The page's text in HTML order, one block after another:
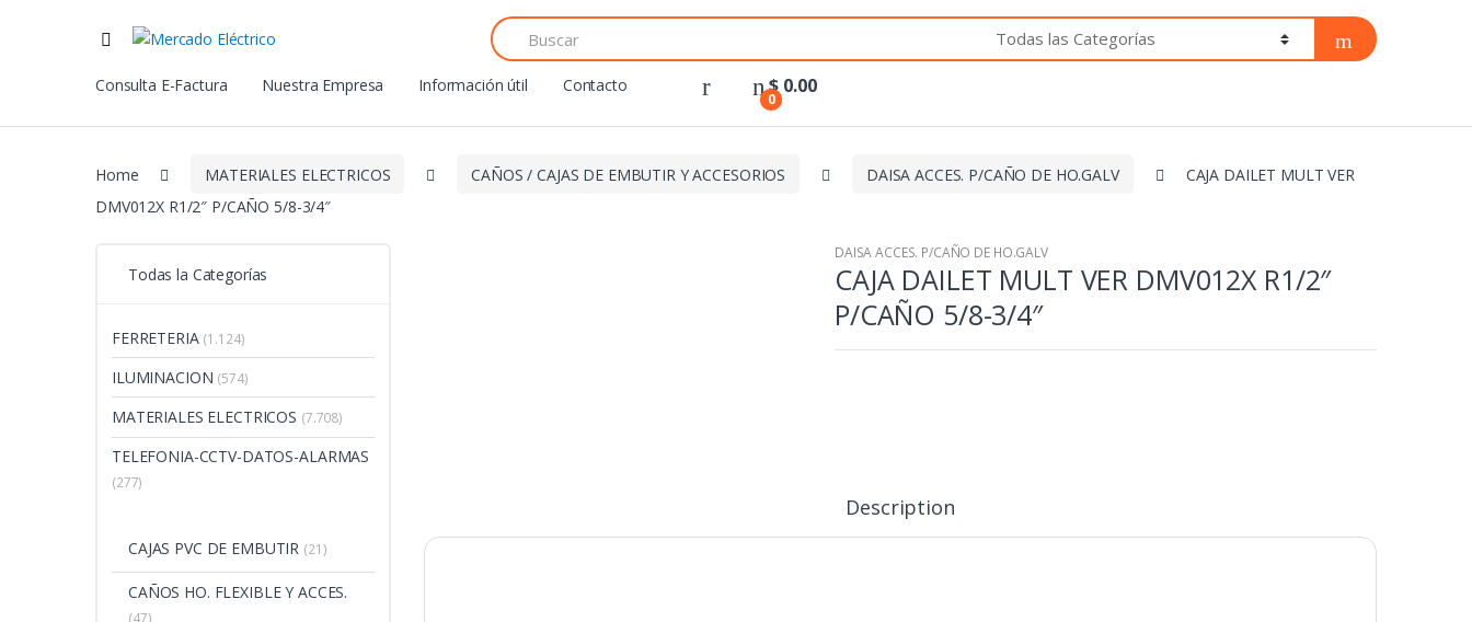
Search
for:
Consulta E-Factura
Nuestra Empresa Información útil Contacto
0
$ 0.00
Home MATERIALES ELECTRICOS CAÑOS / CAJAS DE EMBUTIR Y ACCESORIOS DAISA ACCES. P/CAÑO DE HO.GALV
CAJA DAILET MULT VER
DMV012X R1/2″ P/CAÑO 5/8-3/4″
DAISA ACCES. P/CAÑO DE HO.GALV
CAJA DAILET MULT VER DMV012X R1/2″
P/CAÑO 5/8-3/4″
Description
Todas la Categorías
FERRETERIA (1.124)
ILUMINACION (574)
MATERIALES ELECTRICOS (7.708)
TELEFONIA-CCTV-DATOS-ALARMAS
(277)
CAJAS PVC DE EMBUTIR (21)
CAÑOS HO. FLEXIBLE Y ACCES.
(47)